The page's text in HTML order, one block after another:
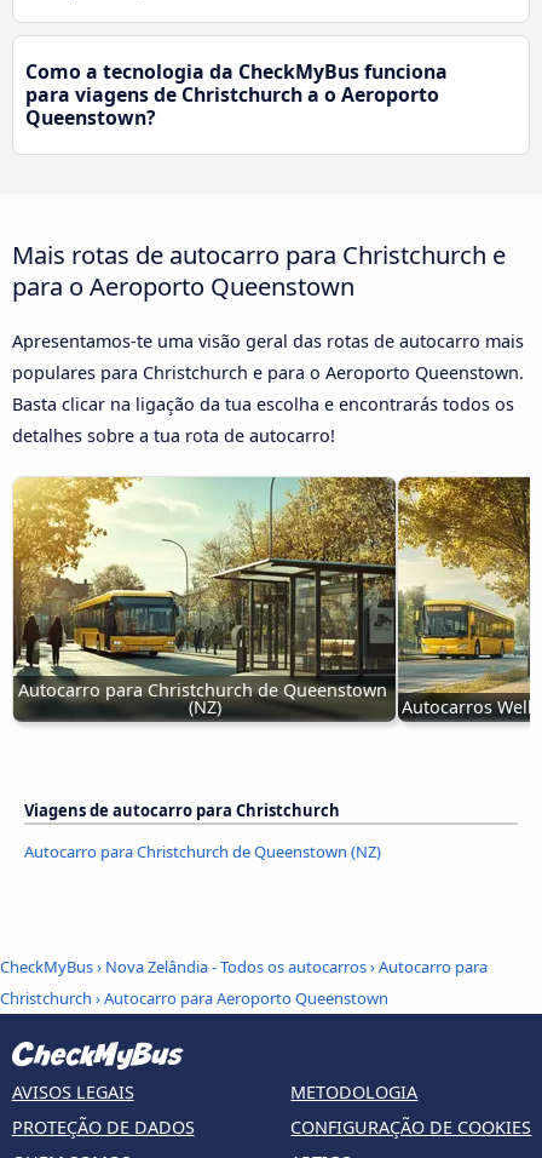
Como a tecnologia da CheckMyBus funciona
para viagens de Christchurch a o Aeroporto
Queenstown?
Mais rotas de autocarro para Christchurch e
para o Aeroporto Queenstown
Apresentamos-te uma visão geral das rotas de autocarro mais
populares para Christchurch e para o Aeroporto Queenstown.
Basta clicar na ligação da tua escolha e encontrarás todos os
detalhes sobre a tua rota de autocarro!
Autocarro para Christchurch de Queenstown
(NZ) Autocarros
Viagens de autocarro para Christchurch
Autocarro para Christchurch de Queenstown (NZ)
CheckMyBus› Nova Zelândia - Todos os autocarros›Autocarro para
Christchurch ›Autocarro para Aeroporto Queenstown
AVISOS LEGAIS
PROTEÇÃO DE DADOS
METODOLOGIA
CONFIGURAÇÃO DE COOKIES